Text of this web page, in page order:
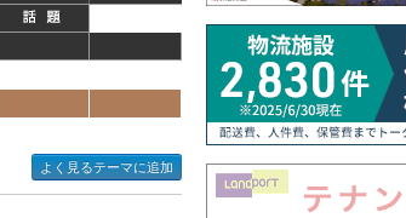
よく見るテーマに追加